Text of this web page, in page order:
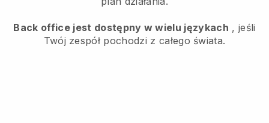
Back office jest dostępny w wielu językach , jeśli
Twój zespół pochodzi z całego świata.